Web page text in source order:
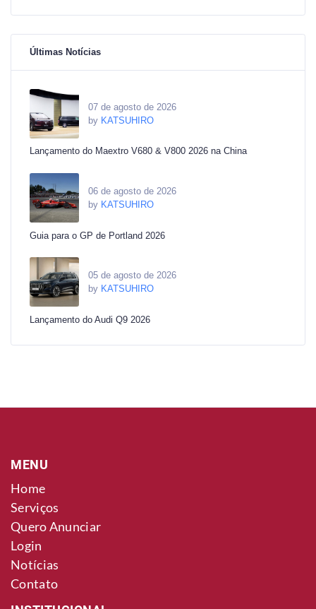
Últimas Notícias
07 de agosto de 2026
by KATSUHIRO
Lançamento do Maextro V680 & V800 2026 na China
06 de agosto de 2026
by KATSUHIRO
Guia para o GP de Portland 2026
05 de agosto de 2026
by KATSUHIRO
Lançamento do Audi Q9 2026
MENU
Home
Serviços
Quero Anunciar
Login
Notícias
Contato